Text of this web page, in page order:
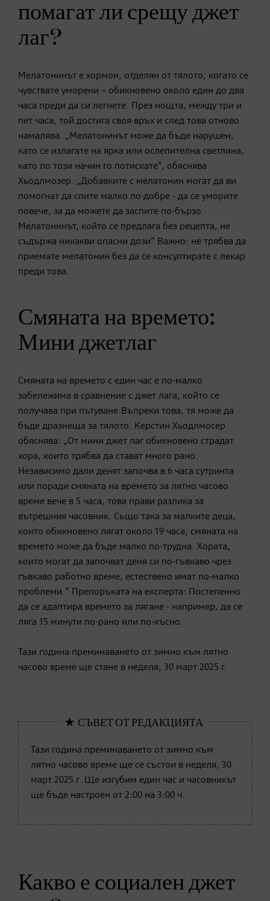
помагат ли срещу джет
лаг?
Мелатонинът е хормон, отделян от тялото, когато се
чувствате уморени – обикновено около един до два
часа преди да си легнете. През нощта, между три и
пет часа, той достига своя връх и след това отново
намалява. „Мелатонинът може да бъде нарушен,
като се излагате на ярка или ослепителна светлина,
като по този начин го потискате“, обяснява
Хьодлмозер. „Добавките с мелатонин могат да ви
помогнат да спите малко по-добре - да се ​​уморите
повече, за да можете да заспите по-бързо.
Мелатонинът, който се предлага без рецепта, не
съдържа никакви опасни дози“ Важно: не трябва да
приемате мелатонин без да се консултирате с лекар
преди това.
Смяната на времето:
Мини джетлаг
Смяната на времето с един час е по-малко
забележима в сравнение с джет лага, който се
получава при пътуване.Въпреки това, тя може да
бъде дразнеща за тялото. Керстин Хьодлмосер
обяснява: „От мини джет лаг обикновено страдат
хора, които трябва да стават много рано.
Независимо дали денят започва в 6 часа сутринта
или поради смяната на времето за лятно часово
време вече в 5 часа, това прави разлика за
вътрешния часовник. Също така за малките деца,
които обикновено лягат около 19 часа, смяната на
времето може да бъде малко по-трудна. Хората,
които могат да започват деня си по-гъвкаво чрез
гъвкаво работно време, естествено имат по-малко
проблеми.“ Препоръката на експерта: Постепенно
да се адаптира времето за лягане - например, да се
ляга 15 минути по-рано или по-късно.
Тази година преминаването от зимно към лятно
часово време ще стане в неделя, 30 март 2025 г.
Тази година преминаването от зимно към
лятно часово време ще се състои в неделя, 30
март 2025 г. Ще изгубим един час и часовникът
ще бъде настроен от 2:00 на 3:00 ч.
Какво е социален джет